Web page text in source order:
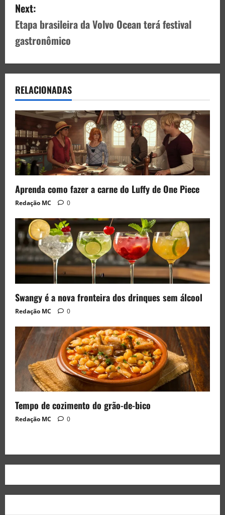
Next:
Etapa brasileira da Volvo Ocean terá festival
gastronômico
RELACIONADAS
Aprenda como fazer a carne do Luffy de One Piece
Redação MC 0
Swangy é a nova fronteira dos drinques sem álcool
Redação MC 0
Tempo de cozimento do grão-de-bico
Redação MC 0